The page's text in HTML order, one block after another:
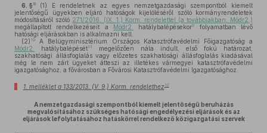
6. § 8 (1) E rendeletnek az egyes nemzetgazdasági szempontból kiemelt
jelentőségű ügyekben eljáró hatóságok kijelöléséről szóló kormányrendeletek
módosításáról szóló 271/2016. (IX. 1.) Korm. rendelettel (a továbbiakban: Módr2.)
megállapított rendelkezéseit a Módr2. hatálybalépésekor9
folyamatban lévő
hatósági eljárásokban is alkalmazni kell.
(2) 10
A Belügyminisztérium Országos Katasztrófavédelmi Főigazgatóság a
Módr2.
hatálybalépését11
megelőzően nála indult, első fokú határozat,
szakhatósági állásfoglalás vagy előzetes szakhatósági állásfoglalás kiadásával
még le nem zárt ügyeket átteszi az illetékes vármegyei katasztrófavédelmi
igazgatósághoz, a fővárosban a Fővárosi Katasztrófavédelmi Igazgatósághoz.
1. melléklet a 133/2013. (V. 9.) Korm. rendelethez12
A nemzetgazdasági szempontból kiemelt jelentőségű beruházás
megvalósításához szükséges hatósági engedélyezési eljárások és az
eljárások lefolytatásához hatáskörrel rendelkező közigazgatási szervek